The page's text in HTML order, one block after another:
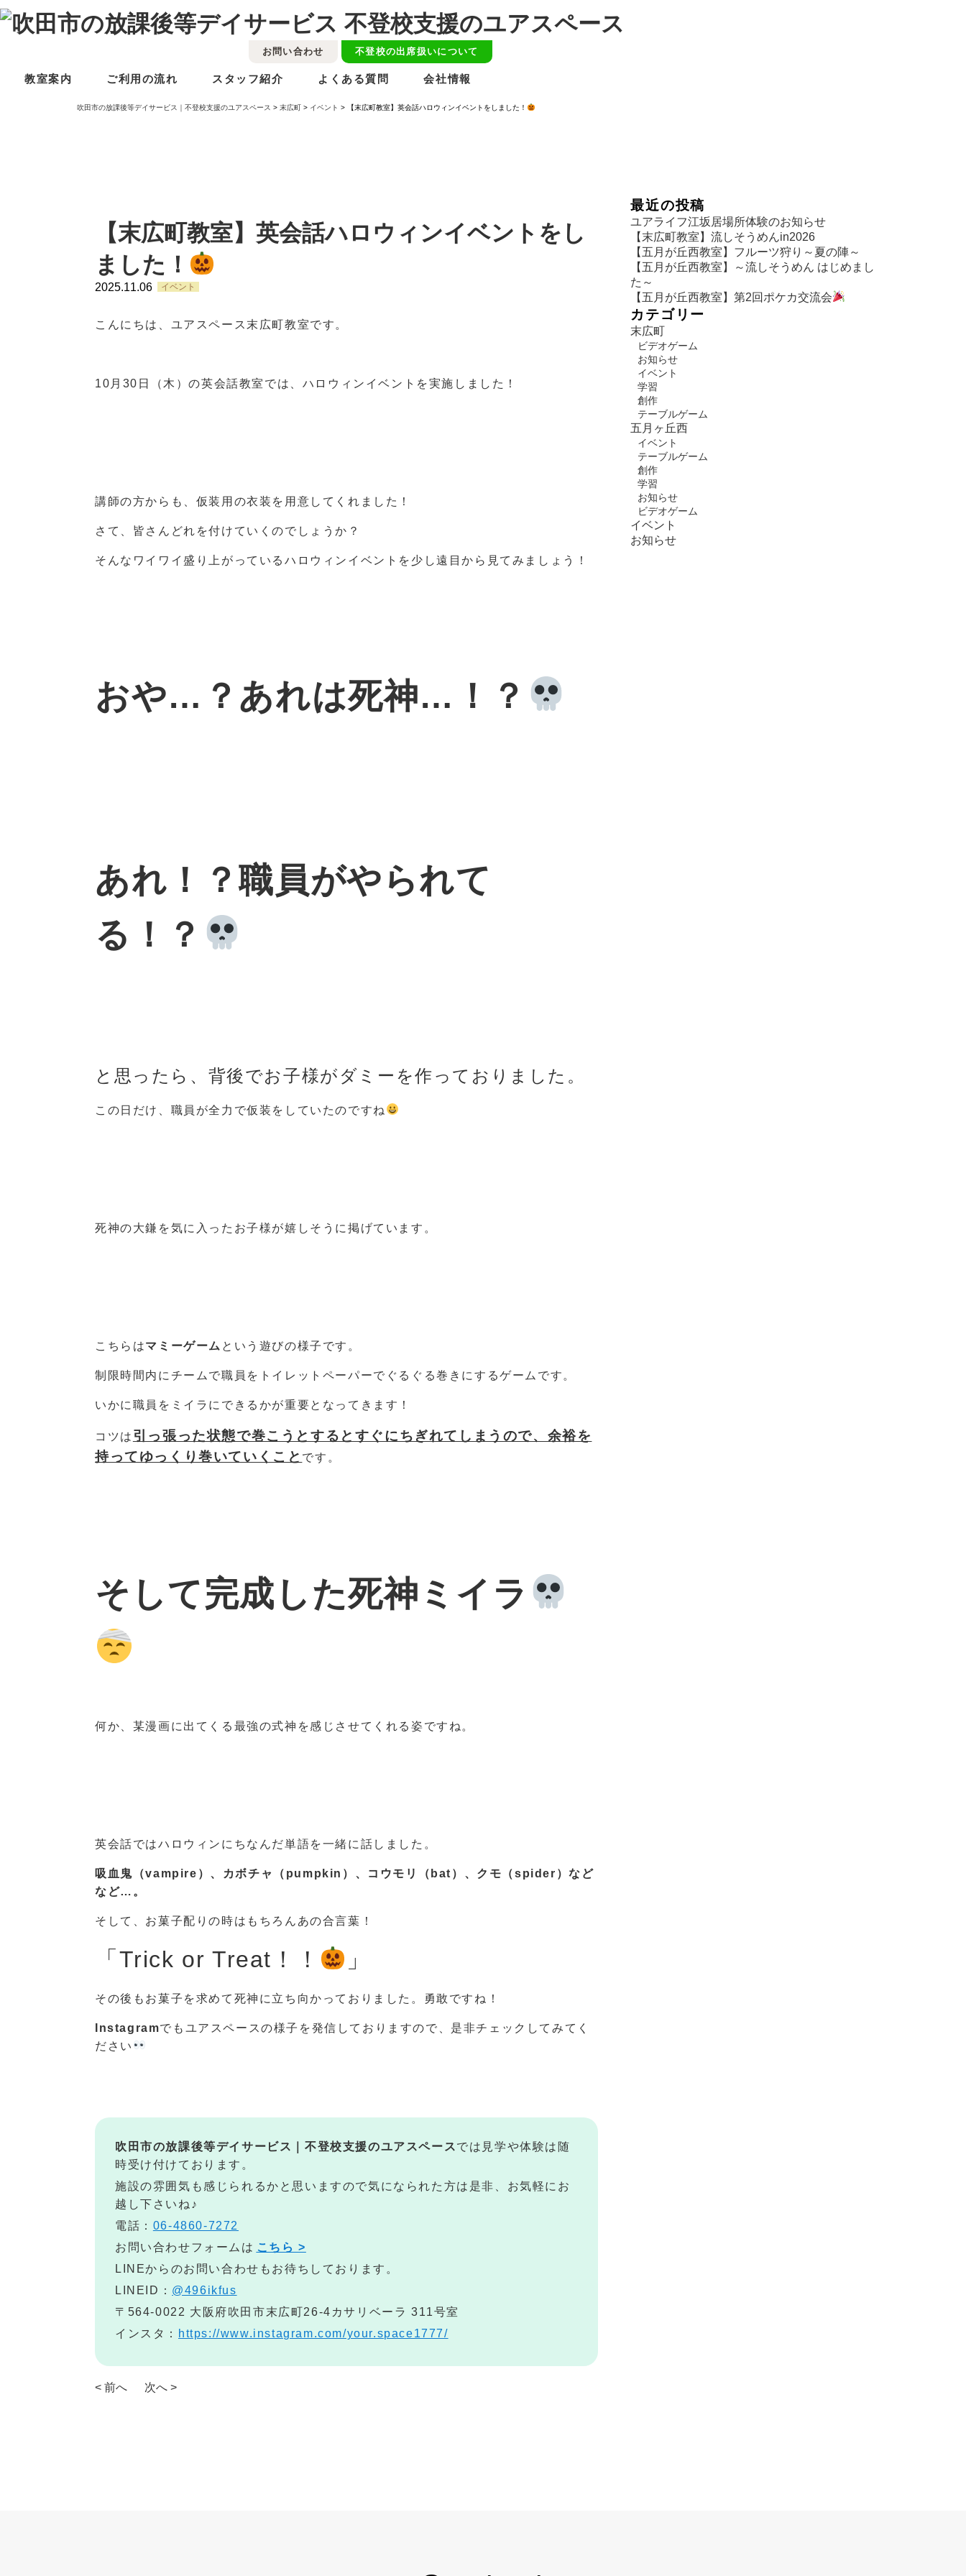
お問い合わせ 不登校の出席扱いについて
教室案内 ご利用の流れ スタッフ紹介 よくある質問 会社情報
吹田市の放課後等デイサービス｜不登校支援のユアスペース > 末広町 > イベント > 【末広町教室】英会話ハロウィンイベントをしました！
【末広町教室】英会話ハロウィンイベントをし
ました！
2025.11.06 イベント
こんにちは、ユアスペース末広町教室です。
10月30日（木）の英会話教室では、ハロウィンイベントを実施しました！
講師の方からも、仮装用の衣装を用意してくれました！
さて、皆さんどれを付けていくのでしょうか？
そんなワイワイ盛り上がっているハロウィンイベントを少し遠目から見てみましょう！
おや…？あれは死神…！？
あれ！？職員がやられて
る！？
と思ったら、背後でお子様がダミーを作っておりました。
この日だけ、職員が全力で仮装をしていたのですね
死神の大鎌を気に入ったお子様が嬉しそうに掲げています。
こちらはマミーゲーム という遊びの様子です。
制限時間内にチームで職員をトイレットペーパーでぐるぐる巻きにするゲームです。
いかに職員をミイラにできるかが重要となってきます！
コツは 引っ張った状態で巻こうとするとすぐにちぎれてしまうので、余裕を
持ってゆっくり巻いていくこと です。
そして完成した死神ミイラ
何か、某漫画に出てくる最強の式神を感じさせてくれる姿ですね。
英会話ではハロウィンにちなんだ単語を一緒に話しました。
吸血鬼（vampire）、カボチャ（pumpkin）、コウモリ（bat）、クモ（spider）など
など…。
そして、お菓子配りの時はもちろんあの合言葉！
「Trick or Treat！！ 」
その後もお菓子を求めて死神に立ち向かっておりました。勇敢ですね！
Instagramでもユアスペースの様子を発信しておりますので、是非チェックしてみてく
ださい
吹田市の放課後等デイサービス｜不登校支援のユアスペースでは見学や体験は随
時受け付けております。
施設の雰囲気も感じられるかと思いますので気になられた方は是非、お気軽にお
越し下さいね♪
電話： 06-4860-7272
お問い合わせフォームは こちら >
LINEからのお問い合わせもお待ちしております。
LINEID： @496ikfus
〒564-0022 大阪府吹田市末広町26-4カサリベーラ 311号室
インスタ：
https://www.instagram.com/your.space1777/
< 前へ 次へ >
最近の投稿
ユアライフ江坂居場所体験のお知らせ
【末広町教室】流しそうめんin2026
【五月が丘西教室】フルーツ狩り～夏の陣～
【五月が丘西教室】～流しそうめん はじめまし
た～
【五月が丘西教室】第2回ポケカ交流会
カテゴリー
末広町
ビデオゲーム
お知らせ
イベント
学習
創作
テーブルゲーム
五月ヶ丘西
イベント
テーブルゲーム
創作
学習
お知らせ
ビデオゲーム
イベント
お知らせ